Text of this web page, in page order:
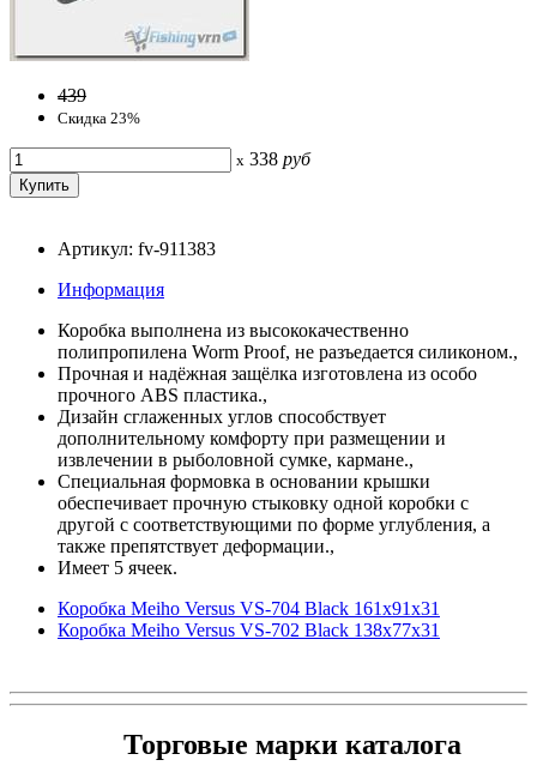
439
Скидка 23%
x 338 руб
Артикул: fv-911383
Информация
Коробка выполнена из высококачественно
полипропилена Worm Proof, не разъедается силиконом.,
Прочная и надёжная защёлка изготовлена из особо
прочного ABS пластика.,
Дизайн сглаженных углов способствует
дополнительному комфорту при размещении и
извлечении в рыболовной сумке, кармане.,
Специальная формовка в основании крышки
обеспечивает прочную стыковку одной коробки с
другой с соответствующими по форме углубления, а
также препятствует деформации.,
Имеет 5 ячеек.
Коробка Meiho Versus VS-704 Black 161x91x31
Коробка Meiho Versus VS-702 Black 138x77x31
Торговые марки каталога